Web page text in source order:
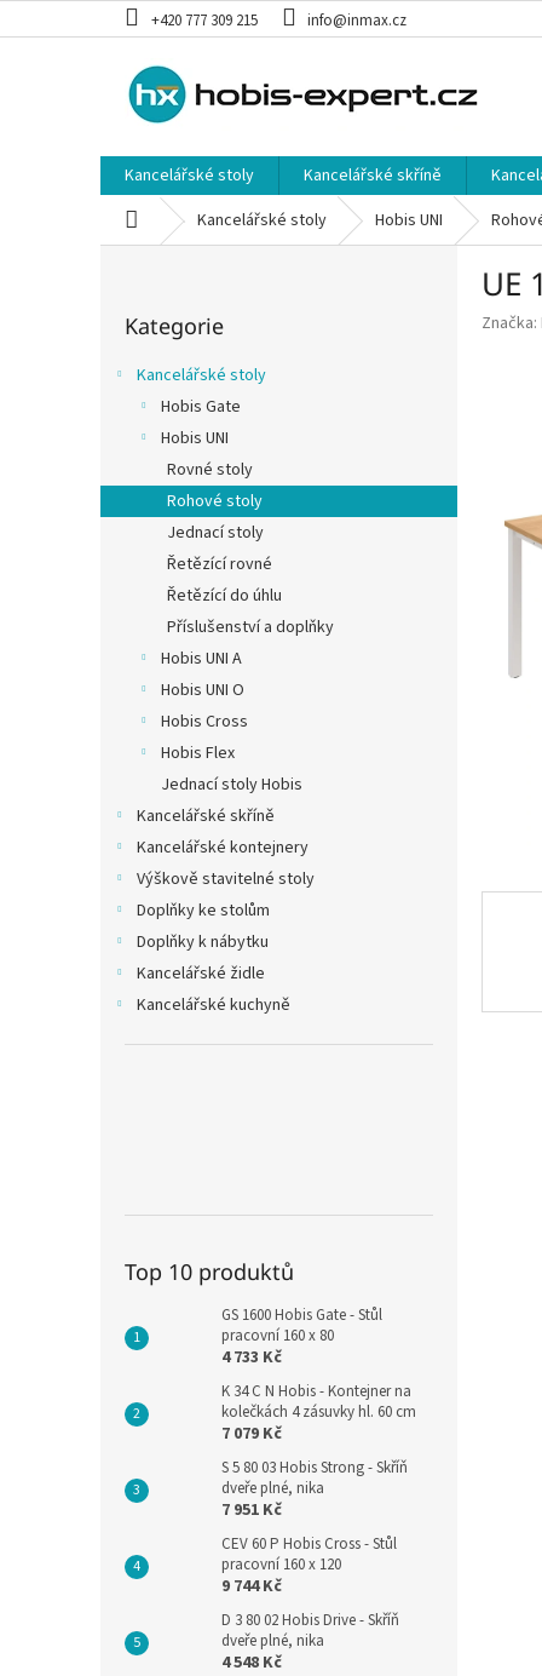
na
+420 777 309 215 info@inmax.cz
Kancelářské stoly Kancelářské skříně
Domů Kancelářské stoly Hobis UNI
a
kategorie
Kategorie
Kancelářské stoly
Hobis Gate
Hobis UNI
Rovné stoly
Rohové stoly
Jednací stoly
Řetězící rovné
Řetězící do úhlu
Příslušenství a doplňky
Hobis UNI A
Hobis UNI O
Hobis Cross
Hobis Flex
Jednací stoly Hobis
Kancelářské skříně
Kancelářské kontejnery
Výškově stavitelné stoly
Doplňky ke stolům
Doplňky k nábytku
Kancelářské židle
Kancelářské kuchyně
Top 10 produktů
GS 1600 Hobis Gate - Stůl
pracovní 160 x 80
4 733 Kč
K 34 C N Hobis - Kontejner na
kolečkách 4 zásuvky hl. 60 cm
7 079 Kč
S 5 80 03 Hobis Strong - Skříň
dveře plné, nika
7 951 Kč
CEV 60 P Hobis Cross - Stůl
pracovní 160 x 120
9 744 Kč
D 3 80 02 Hobis Drive - Skříň
dveře plné, nika
4 548 Kč
UE
Značka: